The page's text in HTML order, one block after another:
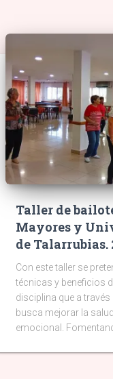
Taller de
Mayores y
de Talarrubias.
Con este taller se
técnicas y beneficios
disciplina que a
busca mejorar la
emocional.